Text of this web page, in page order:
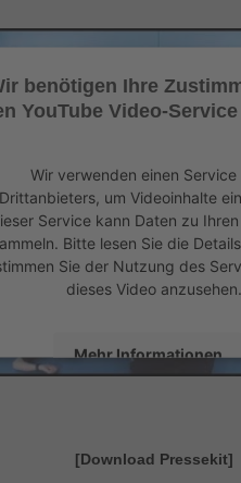
benötigen Ihre
YouTube Video-
Wir verwenden einen Service
Drittanbieters, um Videoinhalte
Service kann Daten zu
Bitte lesen Sie die
Sie der Nutzung des
dieses Video anzusehen.
Mehr Informationen
byUsercentrics Consent
[Download Pressekit]